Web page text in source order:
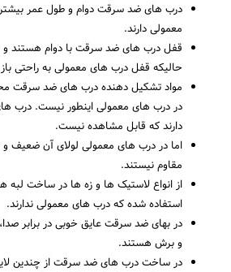
درب های ضد سرقت دوام و طول عمر
معمولی دارند.
قفل درب های ضد سرقت با دوام هستند و
حالیکه قفل درب های معمولی به راحتی
مواد تشکیل دهنده درب های ضد سرقت
در درب های معمولی اینطور نیست. درب
دارند که قابل مشاهده نیست.
اما در درب های معمولی لولای آن ضعیف
مقاوم نیستند.
از انواع لاستیک ها و زه ها در ساخت
استفاده شده که درب های معمولی ندارند.
در بهای ضد سرقت عایق خوبی در برابر
و برش هستند.
در ساخت درب های ضد سرقت از چندین